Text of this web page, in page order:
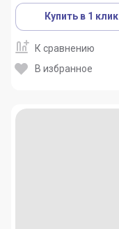
Купить в 1 клик
К сравнению
В избранное